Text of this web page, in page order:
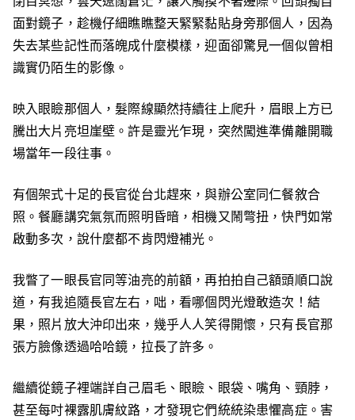
面對鏡子，趁機仔細瞧瞧整天緊緊黏貼身旁那個人，因為
失去某些記性而落魄成什麼模樣，迎面卻驚見一個似曾相
識實仍陌生的影像。
映入眼瞼那個人，髮際線顯然持續往上爬升，眉眼上方已
騰出大片亮坦崖壁。許是靈光乍現，突然闖進準備離開職
場當年一段往事。
有個架式十足的長官從台北趕來，與辦公室同仁餐敘合
照。餐廳講究氣氛而照明昏暗，相機又鬧彆扭，快門如常
啟動多次，說什麼都不肯閃燈補光。
我瞥了一眼長官同等油亮的前額，再拍拍自己額頭順口說
道，有我追隨長官左右，咄，看哪個閃光燈敢造次！結
果，照片放大沖印出來，幾乎人人笑得開懷，只有長官那
張方臉像透過哈哈鏡，拉長了許多。
繼續從鏡子裡端詳自己眉毛、眼瞼、眼袋、嘴角、頸脖，
甚至每吋裸露肌膚紋路，才發現它們統統染患懼高症。害